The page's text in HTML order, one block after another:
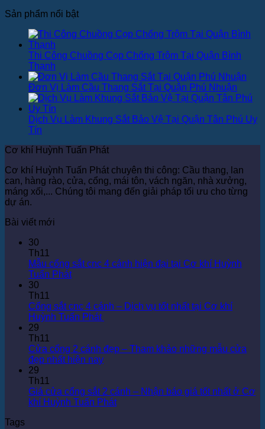
Sản phẩm nổi bật
Thi Công Chuồng Cọp Chống Trộm Tại Quận Bình
Thạnh
Đơn Vị Làm Cầu Thang Sắt Tại Quận Phú Nhuận
Dịch Vụ Làm Khung Sắt Bảo Vệ Tại Quận Tân Phú Uy
Tín
Cơ khí Huỳnh Tuấn Phát
Cơ khí Huỳnh Tuấn Phát chuyên thi công: Cầu thang, lan
can, hàng rào, cửa, cổng, mái tôn, vách ngăn, nhà xưởng,
máng xối,... Chúng tôi mang đến giải pháp tối ưu cho từng
dự án.
Bài viết mới
30
Th11
Mẫu cổng sắt cnc 4 cánh hiện đại tại Cơ khí Huỳnh
Tuấn PhátKhông
luận
ở
sắt
cnc
hiện
đại
30
Th11
Cổng sắt cnc 4 cánh – Dịch vụ tốt nhất tại Cơ khí
Huỳnh Tuấn Phát
luận
ở
cnc
4
29
Th11
Cửa cổng 2 cánh đẹp – Tham khảo những mẫu cửa
đẹp nhất hiện nayKhông
luận
ở
29
Th11
Giá cửa cổng sắt 2 cánh – Nhận báo giá tốt nhất ở Cơ
khí Huỳnh Tuấn PhátKhông
Tags